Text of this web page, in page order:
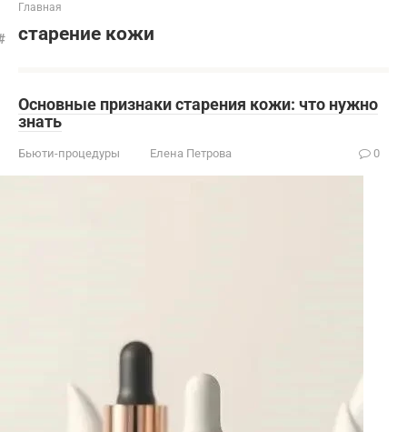
Главная
старение кожи
Основные признаки старения кожи: что нужно
знать
Бьюти-процедуры Елена Петрова 0